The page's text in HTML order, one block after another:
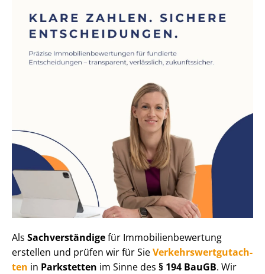
Als Sachverständigefür Im­mo­bi­li­en­be­wer­tung
erstellen und prüfen wir für SieVer­kehrs­wert­gut­ach­
ten in Parkstetten im Sinne des § 194 BauGB. Wir